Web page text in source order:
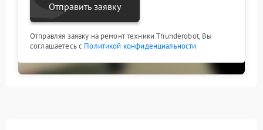
Отправить заявку
Отправляя заявку на ремонт техники Thunderobot, Вы
соглашаетесь с Политикой конфиденциальности